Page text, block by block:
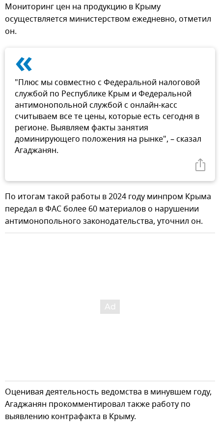
Мониторинг цен на продукцию в Крыму
осуществляется министерством ежедневно, отметил
он.
«
"Плюс мы совместно с Федеральной налоговой
службой по Республике Крым и Федеральной
антимонопольной службой с онлайн-касс
считываем все те цены, которые есть сегодня в
регионе. Выявляем факты занятия
доминирующего положения на рынке", – сказал
Агаджанян.
По итогам такой работы в 2024 году минпром Крыма
передал в ФАС более 60 материалов о нарушении
антимонопольного законодательства, уточнил он.
Оценивая деятельность ведомства в минувшем году,
Агаджанян прокомментировал также работу по
выявлению контрафакта в Крыму.